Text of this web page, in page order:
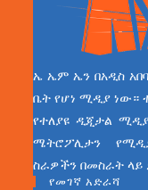
ኤ ኤም ኤን በአዲስ
ቤት የሆነ ሚዲያ ነው።
የተለያዩ ዲጂታል
ሜትሮፖሊታን
ስራዎችን በመስራት ላይ
የመገኛ አድራሻ